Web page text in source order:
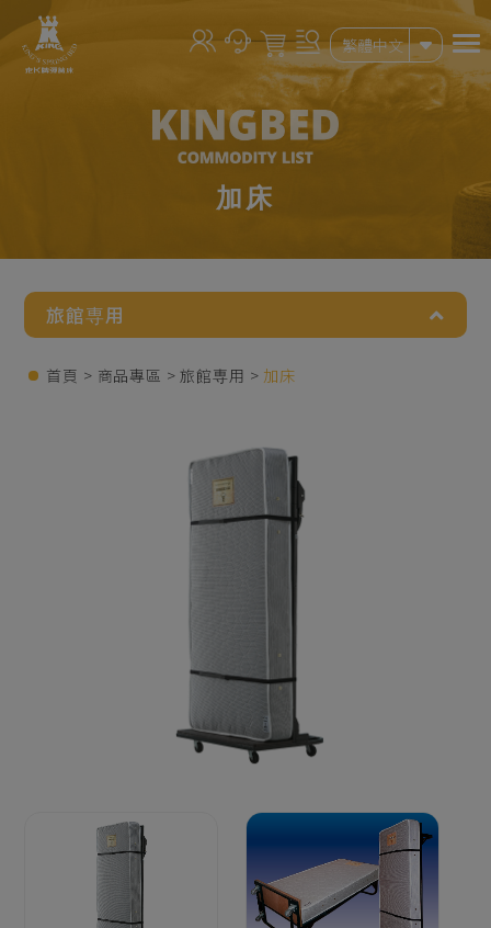
繁體中文
加床
旅館専用
首頁 商品專區 旅館専用 加床
Cookie管理面板